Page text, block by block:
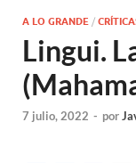
A LO GRANDE /
Lingui.
7 julio, 2022 - por